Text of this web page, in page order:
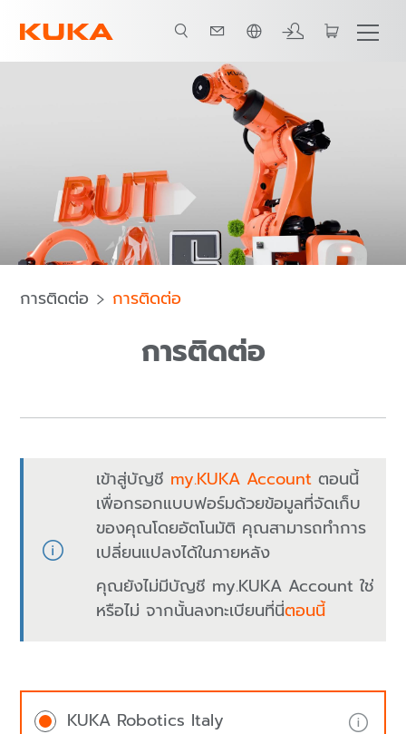
ภาษาไทย / Thai
การติดต่อ การติดต่อ
การติดต่อ
เข้าสู่บัญชี my.KUKA Account ตอนนี้
เพื่อกรอกแบบฟอร์มด้วยข้อมูลที่จัดเก็บ
ของคุณโดยอัตโนมัติ คุณสามารถทำการ
เปลี่ยนแปลงได้ในภายหลัง
คุณยังไม่มีบัญชี my.KUKA Account ใช่
หรือไม่ จากนั้นลงทะเบียนที่นี่ตอนนี้
KUKA Robotics Italy